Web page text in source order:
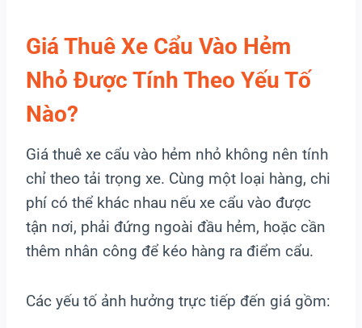
Giá Thuê Xe Cẩu Vào Hẻm
Nhỏ Được Tính Theo Yếu Tố
Nào?
Giá thuê xe cẩu vào hẻm nhỏ không nên tính
chỉ theo tải trọng xe. Cùng một loại hàng, chi
phí có thể khác nhau nếu xe cẩu vào được
tận nơi, phải đứng ngoài đầu hẻm, hoặc cần
thêm nhân công để kéo hàng ra điểm cẩu.
Các yếu tố ảnh hưởng trực tiếp đến giá gồm: